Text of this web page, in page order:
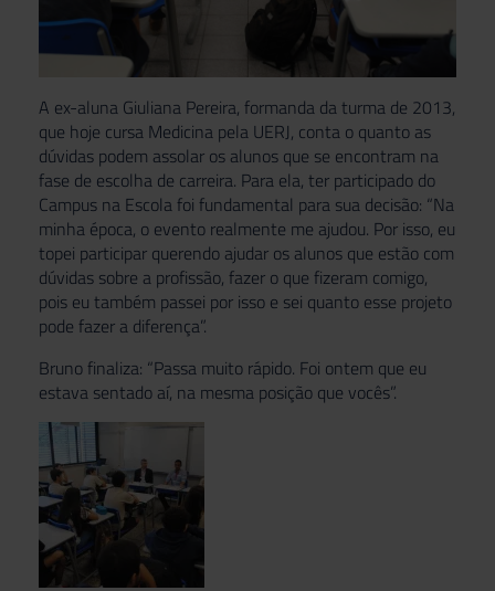
A ex-aluna Giuliana Pereira, formanda da turma de 2013,
que hoje cursa Medicina pela UERJ, conta o quanto as
dúvidas podem assolar os alunos que se encontram na
fase de escolha de carreira. Para ela, ter participado do
Campus na Escola foi fundamental para sua decisão: “Na
minha época, o evento realmente me ajudou. Por isso, eu
topei participar querendo ajudar os alunos que estão com
dúvidas sobre a profissão, fazer o que fizeram comigo,
pois eu também passei por isso e sei quanto esse projeto
pode fazer a diferença”.
Bruno finaliza: “Passa muito rápido. Foi ontem que eu
estava sentado aí, na mesma posição que vocês”.